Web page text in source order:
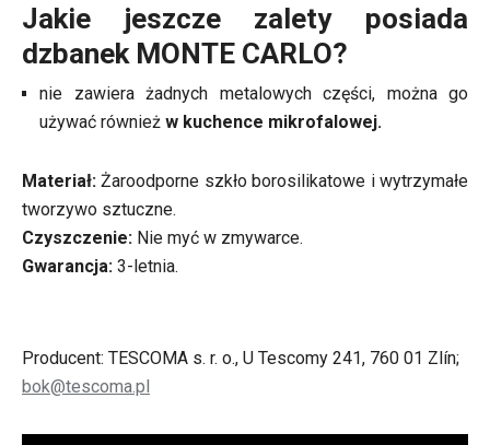
Jakie jeszcze zalety posiada
dzbanek MONTE CARLO?
nie zawiera żadnych metalowych części, można go
używać również w kuchence mikrofalowej.
Materiał: Żaroodporne szkło borosilikatowe i wytrzymałe
tworzywo sztuczne.
Czyszczenie: Nie myć w zmywarce.
Gwarancja: 3-letnia.
Producent: TESCOMA s. r. o., U Tescomy 241, 760 01 Zlín;
bok@tescoma.pl